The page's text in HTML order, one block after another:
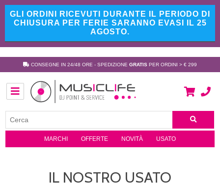
GLI ORDINI RICEVUTI DURANTE IL PERIODO DI
CHIUSURA PER FERIE SARANNO EVASI IL 25
AGOSTO.
CONSEGNE IN 24/48 ORE - SPEDIZIONE GRATIS PER ORDINI > € 299
MARCHI OFFERTE NOVITÀ USATO
IL NOSTRO USATO